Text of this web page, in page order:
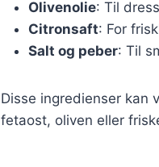
Olivenolie: Til
Citronsaft: For
Salt og peber: Til
Disse ingredienser kan
fetaost, oliven eller